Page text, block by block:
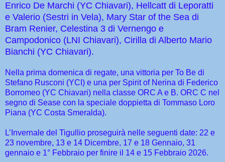
Enrico De Marchi (YC Chiavari), Hellcatt di Leporatti
e Valerio (Sestri in Vela), Mary Star of the Sea di
Bram Renier, Celestina 3 di Vernengo e
Campodonico (LNI Chiavari), Cirilla di Alberto Mario
Bianchi (YC Chiavari).
Nella prima domenica di regate, una vittoria per To Be di
Stefano Rusconi (YCI) e una per Spirit of Nerina di Federico
Borromeo (YC Chiavari) nella classe ORC A e B. ORC C nel
segno di Sease con la speciale doppietta di Tommaso Loro
Piana (YC Costa Smeralda).
L’Invernale del Tigullio proseguirà nelle seguenti date: 22 e
23 novembre, 13 e 14 Dicembre, 17 e 18 Gennaio, 31
gennaio e 1° Febbraio per finire il 14 e 15 Febbraio 2026.